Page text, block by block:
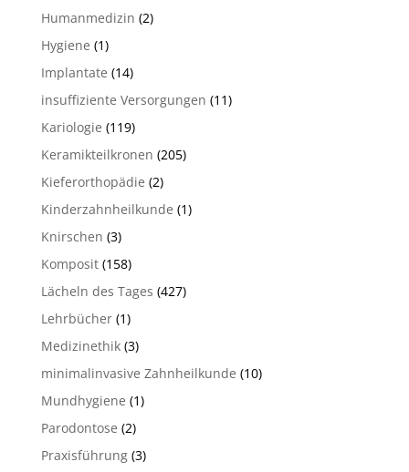
Humanmedizin (2)
Hygiene (1)
Implantate (14)
insuffiziente Versorgungen (11)
Kariologie (119)
Keramikteilkronen (205)
Kieferorthopädie (2)
Kinderzahnheilkunde (1)
Knirschen (3)
Komposit(158)
Lächeln des Tages (427)
Lehrbücher(1)
Medizinethik(3)
minimalinvasive Zahnheilkunde (10)
Mundhygiene (1)
Parodontose (2)
Praxisführung(3)